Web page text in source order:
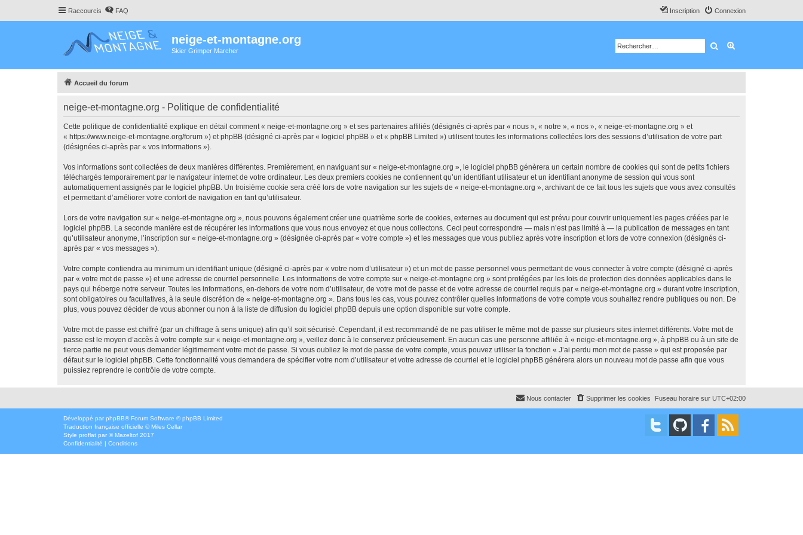
Raccourcis FAQ Connexion
Inscription
neige-et-montagne.org
Skier Grimper Marcher Rechercher
Accueil du forum
neige-et-montagne.org - Politique de confidentialité
Cette politique de confidentialité explique en détail comment « neige-et-montagne.org » et ses partenaires affiliés (désignés ci-après par « nous », « notre », « nos », « neige-et-montagne.org » et
« https://www.neige-et-montagne.org/forum ») et phpBB (désigné ci-après par « logiciel phpBB » et « phpBB Limited ») utilisent toutes les informations collectées lors des sessions d’utilisation de votre part
(désignées ci-après par « vos informations »).
Vos informations sont collectées de deux manières différentes. Premièrement, en naviguant sur « neige-et-montagne.org », le logiciel phpBB génèrera un certain nombre de cookies qui sont de petits fichiers
téléchargés temporairement par le navigateur internet de votre ordinateur. Les deux premiers cookies ne contiennent qu’un identifiant utilisateur et un identifiant anonyme de session qui vous sont
automatiquement assignés par le logiciel phpBB. Un troisième cookie sera créé lors de votre navigation sur les sujets de « neige-et-montagne.org », archivant de ce fait tous les sujets que vous avez consultés
et permettant d’améliorer votre confort de navigation en tant qu’utilisateur.
Lors de votre navigation sur « neige-et-montagne.org », nous pouvons également créer une quatrième sorte de cookies, externes au document qui est prévu pour couvrir uniquement les pages créées par le
logiciel phpBB. La seconde manière est de récupérer les informations que vous nous envoyez et que nous collectons. Ceci peut correspondre — mais n’est pas limité à — la publication de messages en tant
qu’utilisateur anonyme, l’inscription sur « neige-et-montagne.org » (désignée ci-après par « votre compte ») et les messages que vous publiez après votre inscription et lors de votre connexion (désignés ci-
après par « vos messages »).
Votre compte contiendra au minimum un identifiant unique (désigné ci-après par « votre nom d’utilisateur ») et un mot de passe personnel vous permettant de vous connecter à votre compte (désigné ci-après
par « votre mot de passe ») et une adresse de courriel personnelle. Les informations de votre compte sur « neige-et-montagne.org » sont protégées par les lois de protection des données applicables dans le
pays qui héberge notre serveur. Toutes les informations, en-dehors de votre nom d’utilisateur, de votre mot de passe et de votre adresse de courriel requis par « neige-et-montagne.org » durant votre inscription,
sont obligatoires ou facultatives, à la seule discrétion de « neige-et-montagne.org ». Dans tous les cas, vous pouvez contrôler quelles informations de votre compte vous souhaitez rendre publiques ou non. De
plus, vous pouvez décider de vous abonner ou non à la liste de diffusion du logiciel phpBB depuis une option disponible sur votre compte.
Votre mot de passe est chiffré (par un chiffrage à sens unique) afin qu’il soit sécurisé. Cependant, il est recommandé de ne pas utiliser le même mot de passe sur plusieurs sites internet différents. Votre mot de
passe est le moyen d’accès à votre compte sur « neige-et-montagne.org », veillez donc à le conservez précieusement. En aucun cas une personne affiliée à « neige-et-montagne.org », à phpBB ou à un site de
tierce partie ne peut vous demander légitimement votre mot de passe. Si vous oubliez le mot de passe de votre compte, vous pouvez utiliser la fonction « J’ai perdu mon mot de passe » qui est proposée par
défaut sur le logiciel phpBB. Cette fonctionnalité vous demandera de spécifier votre nom d’utilisateur et votre adresse de courriel et le logiciel phpBB générera alors un nouveau mot de passe afin que vous
puissiez reprendre le contrôle de votre compte.
Fuseau horaire sur UTC+02:00
Supprimer les cookies
Nous contacter
Développé par phpBB® Forum Software © phpBB Limited
Traduction française officielle ©Miles Cellar
Style proflat par ©Mazeltof 2017
Confidentialité | Conditions